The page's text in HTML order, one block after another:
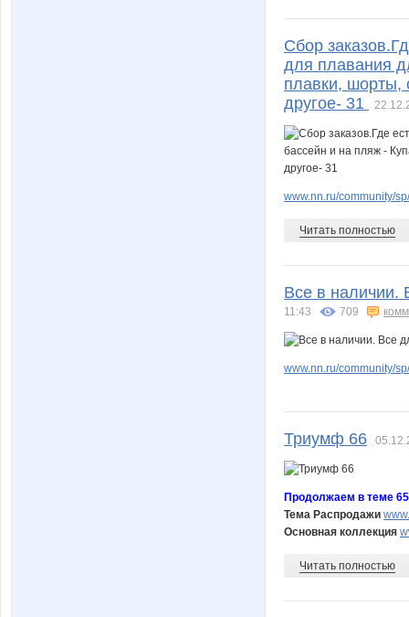
Сбор
для плавания
плавки, шорты,
другое- 31
www.nn.ru/community/
Читать полностью
Все в наличии.
11:43 709
www.nn.ru/community/
Триумф 66
Продолжаем в теме 65
Тема Распродажи
Основная коллекция
Читать полностью